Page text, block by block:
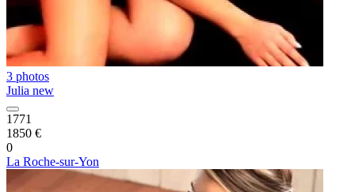
3 photos
Julia new
1771
1850 €
0
La Roche-sur-Yon